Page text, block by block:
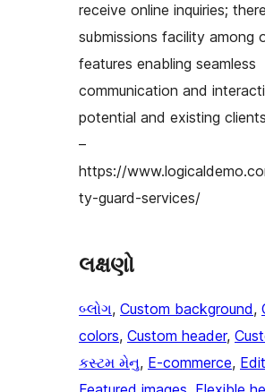
receive online inquiries;
submissions facility among
features enabling seamless
communication and
potential and existing
–
https://
ty-guard-services/
લક્ષણો
બ્લોગ, Custom background,
colors, Custom header,
કસ્ટમ મેનુ, E-commerce,